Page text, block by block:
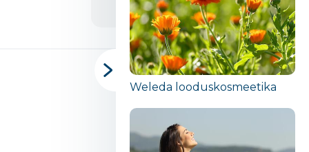
Weleda looduskosmeetika